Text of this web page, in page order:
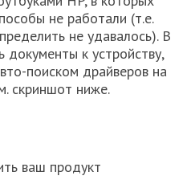
не работали (т.е.
не удавалось). В
документы к устройству,
поиском драйверов на
скриншот ниже.
ваш продукт